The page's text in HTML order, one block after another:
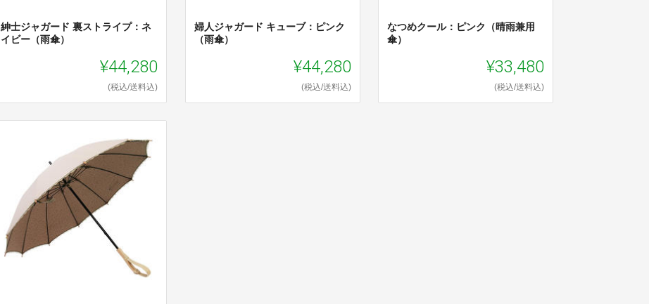
紳士ジャガード 裏ストライプ：ネ
イビー（雨傘）
¥44,280
(税込/送料込)
婦人ジャガード キューブ：ピンク
（雨傘）
¥44,280
(税込/送料込)
なつめクール：ピンク（晴雨兼用
傘）
¥33,480
(税込/送料込)